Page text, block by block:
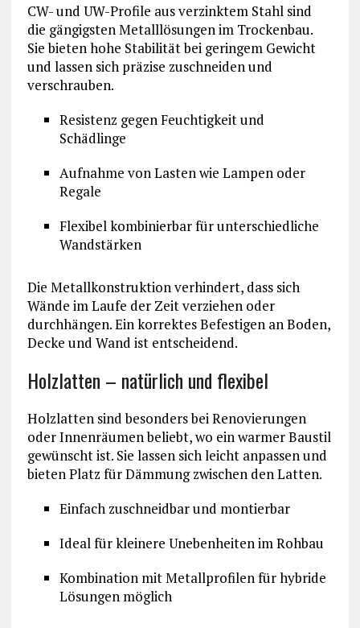
CW- und UW-Profile aus verzinktem Stahl sind
die gängigsten Metalllösungen im Trockenbau.
Sie bieten hohe Stabilität bei geringem Gewicht
und lassen sich präzise zuschneiden und
verschrauben.
Resistenz gegen Feuchtigkeit und
Schädlinge
Aufnahme von Lasten wie Lampen oder
Regale
Flexibel kombinierbar für unterschiedliche
Wandstärken
Die Metallkonstruktion verhindert, dass sich
Wände im Laufe der Zeit verziehen oder
durchhängen. Ein korrektes Befestigen an Boden,
Decke und Wand ist entscheidend.
Holzlatten – natürlich und flexibel
Holzlatten sind besonders bei Renovierungen
oder Innenräumen beliebt, wo ein warmer Baustil
gewünscht ist. Sie lassen sich leicht anpassen und
bieten Platz für Dämmung zwischen den Latten.
Einfach zuschneidbar und montierbar
Ideal für kleinere Unebenheiten im Rohbau
Kombination mit Metallprofilen für hybride
Lösungen möglich